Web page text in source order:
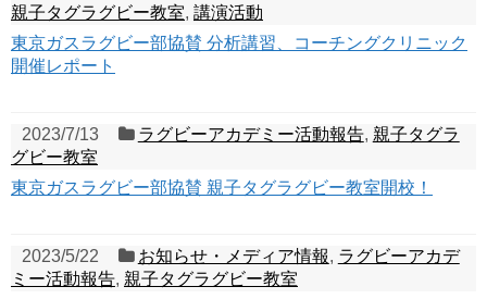
親子タグラグビー教室, 講演活動
東京ガスラグビー部協賛 分析講習、コーチングクリニック
開催レポート
2023/7/13 ラグビーアカデミー活動報告, 親子タグラ
グビー教室
東京ガスラグビー部協賛 親子タグラグビー教室開校！
2023/5/22 お知らせ・メディア情報, ラグビーアカデ
ミー活動報告, 親子タグラグビー教室